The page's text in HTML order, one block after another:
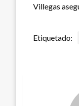
Villegas
Etiquetado: